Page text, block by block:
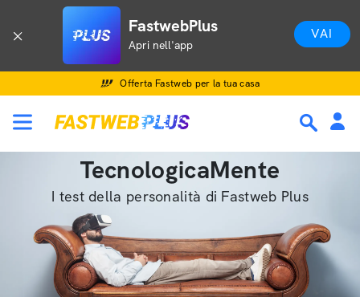
FastwebPlus
Apri nell'app
VAI
Offerta Fastweb per la tua casa
TecnologicaMente
I test della personalità di Fastweb Plus